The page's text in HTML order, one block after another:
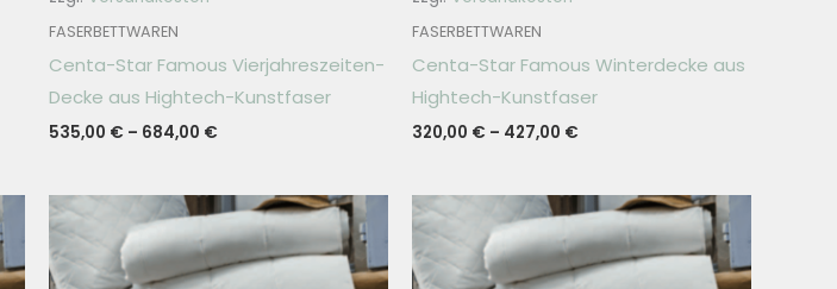
FASERBETTWAREN
Centa-Star Famous Vierjahreszeiten-
Decke aus Hightech-Kunstfaser
535,00 € – 684,00 €
FASERBETTWAREN
Centa-Star Famous Winterdecke aus
Hightech-Kunstfaser
320,00 € – 427,00 €